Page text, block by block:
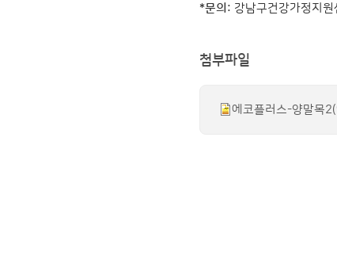
*문의: 강남구건강가정지
첨부파일
에코플러스-양말목